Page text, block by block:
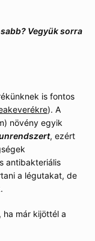
Vegyük sorra
is fontos
). A
növény egyik
, ezért
antibakteriális
a légutakat, de
ha már kijöttél a